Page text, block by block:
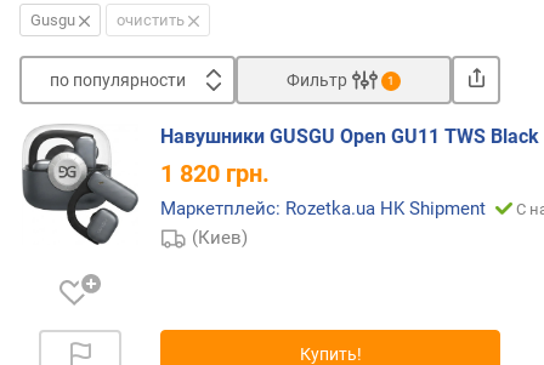
Gusgu очистить
по популярности
п
о
п
у
л
я
Фильтр 1
Навушники GUSGU Open GU11 TWS
1 820 грн.
Маркетплейс: Rozetka.ua HK Shipment С
(Киев)
Купить!